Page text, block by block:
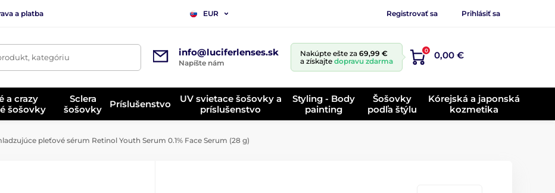
a platba EUR Registrovať sa Prihlásiť sa
kategóriu info@luciferlenses.sk
Napíšte nám
Nakúpte ešte za 69,99 €
a získajte dopravu zdarma
0 0,00 €
a crazy
šošovky
Sclera
šošovky
Príslušenstvo
UV svietace šošovky a
príslušenstvo
Styling - Body
painting
Šošovky
podľa štýlu
Kórejská a japonská
kozmetika
pleťové sérum Retinol Youth Serum 0.1% Face Serum (28 g)